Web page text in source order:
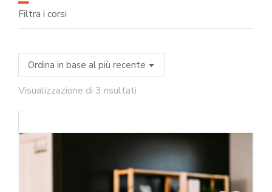
Filtra i corsi
Visualizzazione di 3 risultati